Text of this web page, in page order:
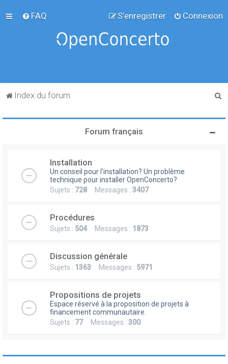
FAQ Connexion
S’enregistrer
Index du forum
Forum français
Installation
Un conseil pour l'installation? Un problème
technique pour installer OpenConcerto?
Sujets : 728 Messages : 3407
Procédures
Sujets : 504Messages : 1873
Discussion générale
Sujets : 1363 Messages : 5971
Propositions de projets
Espace réservé à la proposition de projets à
financement communautaire.
Sujets : 77Messages : 300